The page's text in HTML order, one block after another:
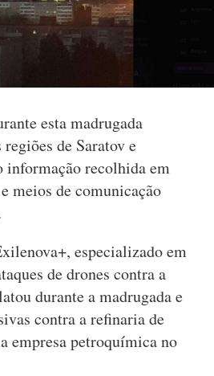
esta madrugada
de Saratov e
informação recolhida em
meios de comunicação
especializado em
de drones contra a
durante a madrugada e
contra a refinaria de
empresa petroquímica no